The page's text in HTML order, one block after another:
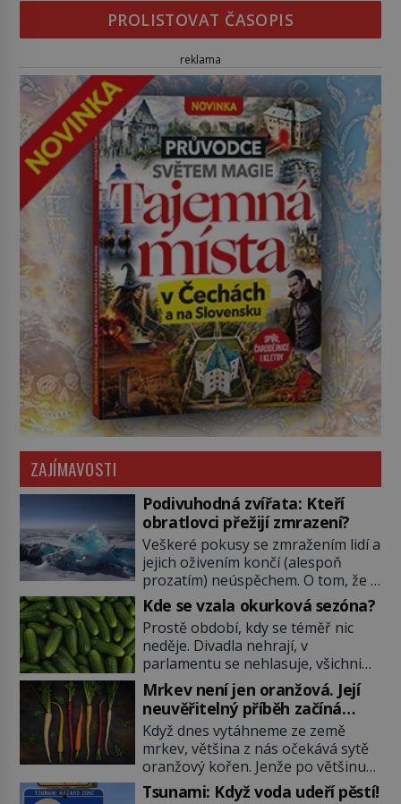
PROLISTOVAT ČASOPIS
reklama
ZAJÍMAVOSTI
Podivuhodná zvířata: Kteří
obratlovci přežijí zmrazení?
Veškeré pokusy se zmražením lidí a
jejich oživením končí (alespoň
prozatím) neúspěchem. O tom, že v
ledu mohou přežít mikroorganismy
i přes sto milionů let již z vědeckých
výzkumů víme. Ale že by totální
zmrazení byť na jedinou zimu
přežili nějací suchozemští
obratlovci? Takto neuvěřitelnou
věc dokáže na první pohled
obyčejná žába. Skokana hnědého u
[…]
Kde se vzala okurková sezóna?
Prostě období, kdy se téměř nic
neděje. Divadla nehrají, v
parlamentu se nehlasuje, všichni
jsou na dovolené a média tak
nemají o čem mluvit a psát. A
vymýšlejí si proto témata, které
nikoho nezajímají. Proč je však ona
letní doba spojovaná zrovna s
okurkami? Okurkovou sezónu
známe už od poloviny 19. století,
Mrkev není jen oranžová. Její
neuvěřitelný příběh začíná
fialovou barvou
Když dnes vytáhneme ze země
mrkev, většina z nás očekává sytě
oranžový kořen. Jenže po většinu
své historie je mrkev všechno
Tsunami: Když voda udeří pěstí!